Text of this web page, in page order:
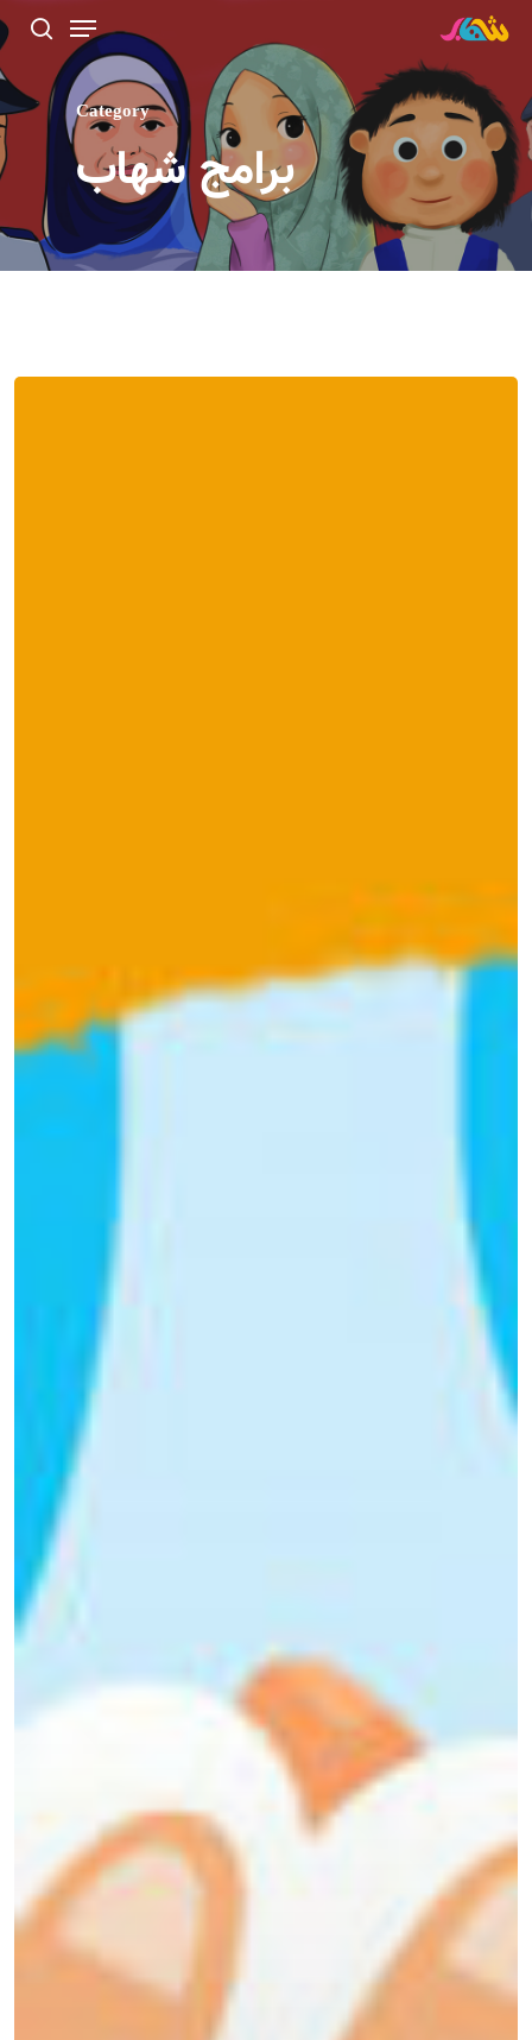
Hit enter to search or ESC to close
Category
برامج شهاب